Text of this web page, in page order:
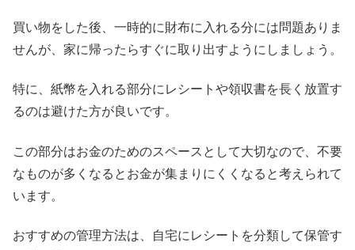
買い物をした後、一時的に財布に入れる分には問題ありま
せんが、家に帰ったらすぐに取り出すようにしましょう。
特に、紙幣を入れる部分にレシートや領収書を長く放置す
るのは避けた方が良いです。
この部分はお金のためのスペースとして大切なので、不要
なものが多くなるとお金が集まりにくくなると考えられて
います。
おすすめの管理方法は、自宅にレシートを分類して保管す